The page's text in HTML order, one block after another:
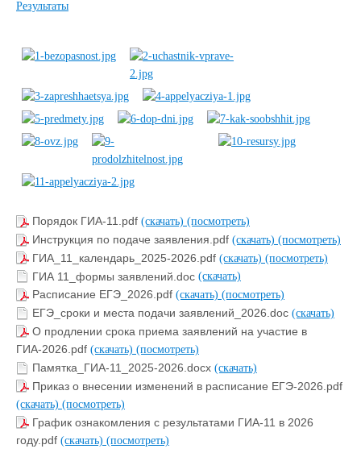
Результаты
Порядок ГИА-11.pdf (скачать) (посмотреть)
Инструкция по подаче заявления.pdf (скачать) (посмотреть)
ГИА_11_календарь_2025-2026.pdf (скачать) (посмотреть)
ГИА 11_формы заявлений.doc (скачать)
Расписание ЕГЭ_2026.pdf (скачать) (посмотреть)
ЕГЭ_сроки и места подачи заявлений_2026.doc (скачать)
О продлении срока приема заявлений на участие в
ГИА-2026.pdf (скачать) (посмотреть)
Памятка_ГИА-11_2025-2026.docx (скачать)
Приказ о внесении изменений в расписание ЕГЭ-2026.pdf
(скачать) (посмотреть)
График ознакомления с результатами ГИА-11 в 2026
году.pdf (скачать) (посмотреть)